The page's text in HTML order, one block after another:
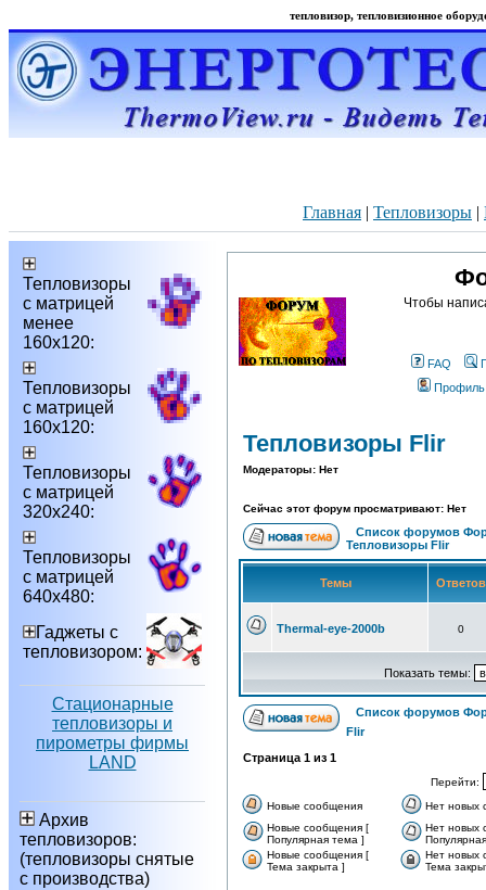
тепловизор, тепловизионное
Главная | Тепловизоры |
Тепловизоры
с матрицей
менее
160х120:
Тепловизоры
с матрицей
160х120:
Тепловизоры
с матрицей
320х240:
Тепловизоры
с матрицей
640х480:
Гаджеты с
тепловизором:
Стационарные
тепловизоры и
пирометры фирмы
LAND
Архив
тепловизоров:
(тепловизоры снятые
с производства)
Чтобы
FAQ
Профиль
Тепловизоры Flir
Модераторы: Нет
Сейчас этот форум просматривают: Нет
Список форумов
Тепловизоры Flir
Темы
Thermal-eye-2000b 0
Показать темы:
Список форумов
Flir
Страница 1 из 1
Перейти:
Новые сообщения
Нет новых
Новые сообщения [
Популярная тема ]
Нет новых
Новые сообщения [
Тема закрыта ]
Нет новых
Тема